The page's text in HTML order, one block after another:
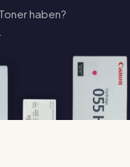
haben?